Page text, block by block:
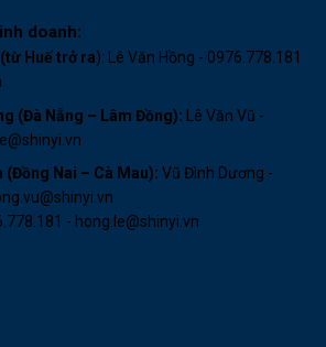
doanh:
Huế trở ra): Lê Văn Hồng - 0976.778.181
(Đà Nẵng – Lâm Đồng): Lê Văn Vũ -
(Đồng Nai – Cà Mau): Vũ Đình Dương -
- hong.le@shinyi.vn